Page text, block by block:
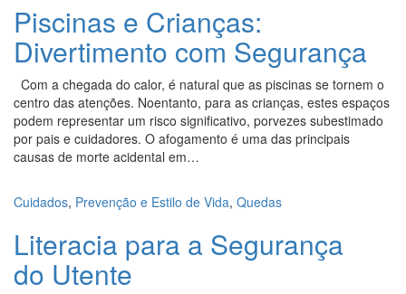
Piscinas e Crianças:
Divertimento com Segurança
Com a chegada do calor, é natural que as piscinas se tornem o
centro das atenções. Noentanto, para as crianças, estes espaços
podem representar um risco significativo, porvezes subestimado
por pais e cuidadores. O afogamento é uma das principais
causas de morte acidental em…
Cuidados, Prevenção e Estilo de Vida, Quedas
Literacia para a Segurança
do Utente